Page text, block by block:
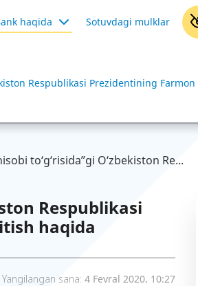
haqida Sotuvdagi mulklar
Respublikasi Prezidentining
to‘g‘risida”gi O‘zbekiston Re...
Respublikasi
haqida
Yangilangan sana: 4 Fevral 2020, 10:27